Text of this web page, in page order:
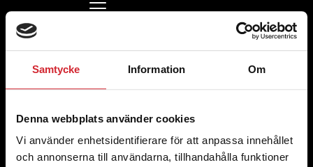
Samtycke Information Om
Denna webbplats använder cookies
Vi använder enhetsidentifierare för att anpassa innehållet
och annonserna till användarna, tillhandahålla funktioner
Jenny Hedström
021-40 44 40
(vardagar 07.30-16)
info@vasterasstadsmission.se
Ateljégatan 4,
Org. nummer 802444-3866